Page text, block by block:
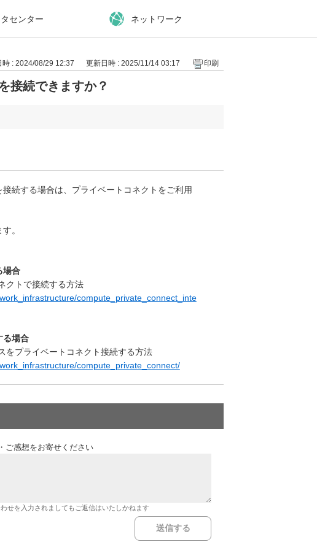
センター ネットワーク
時 : 2024/08/29 12:37 更新日時 : 2025/11/14 03:17 印刷
接続できますか？
続する場合は、プライベートコネクトをご利用
。
場合
クトで接続する方法
compute_private_connect_inte
る場合
をプライベートコネクト接続する方法
compute_private_connect/
ご感想をお寄せください
せを入力されましてもご返信はいたしかねます